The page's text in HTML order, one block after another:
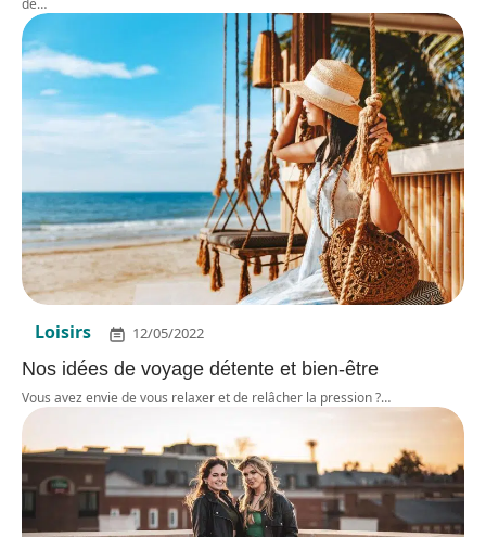
Loisirs 12/05/2022
Nos idées de voyage détente et bien-être
Vous avez envie de vous relaxer et de relâcher la pression ?…